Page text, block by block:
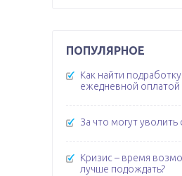
ПОПУЛЯРНОЕ
Как найти
ежедневной оплатой
За что могут уволить
Кризис – время
лучше подождать?